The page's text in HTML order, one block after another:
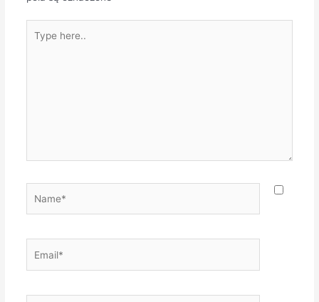
here..